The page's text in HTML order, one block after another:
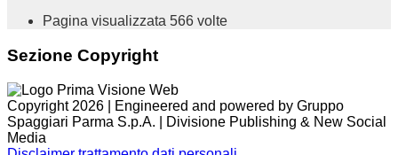
Pagina visualizzata 566 volte
Sezione Copyright
Copyright 2026 | Engineered and powered by Gruppo
Spaggiari Parma S.p.A. | Divisione Publishing & New Social
Media